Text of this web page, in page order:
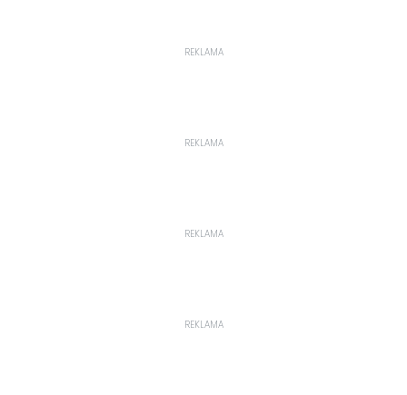
REKLAMA
REKLAMA
REKLAMA
REKLAMA